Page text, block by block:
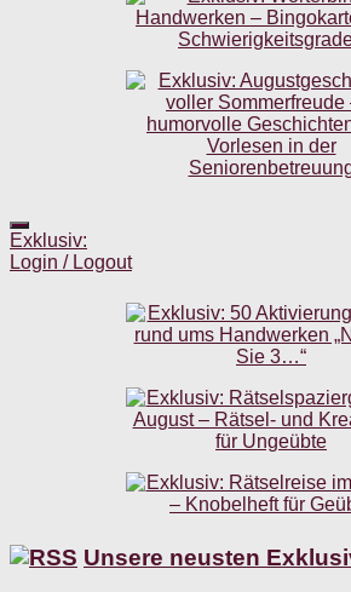
Exklusiv:
Login / Logout
Unsere neusten